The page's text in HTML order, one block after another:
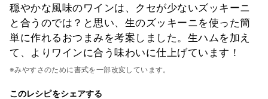
穏やかな風味のワインは、クセが少ないズッキーニ
と合うのでは？と思い、生のズッキーニを使った簡
単に作れるおつまみを考案しました。生ハムを加え
て、よりワインに合う味わいに仕上げています！
※みやすさのために書式を一部改変しています。
このレシピをシェアする